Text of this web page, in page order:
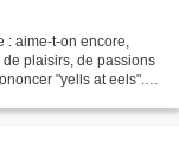
: aime-t-on encore,
plaisirs, de passions
"yells at eels".Y